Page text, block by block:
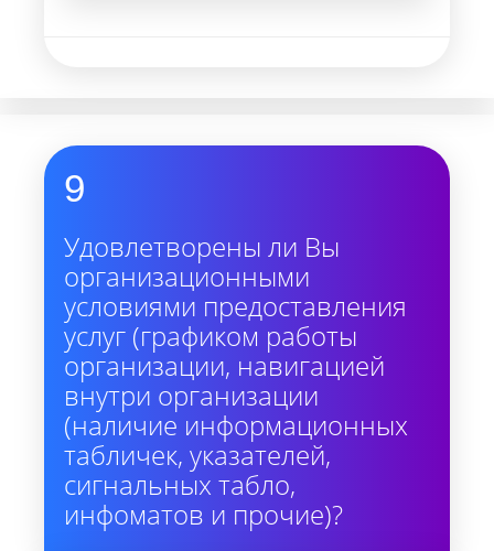
9
Удовлетворены ли Вы
организационными
условиями предоставления
услуг (графиком работы
организации, навигацией
внутри организации
(наличие информационных
табличек, указателей,
сигнальных табло,
инфоматов и прочие)?